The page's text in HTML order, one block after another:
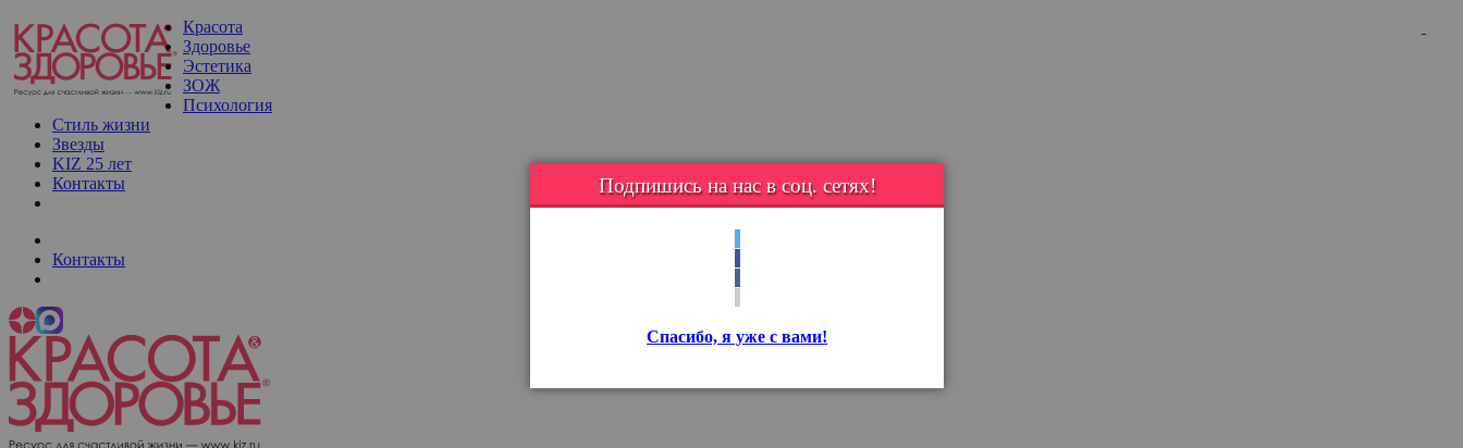
Красота
Здоровье
Эстетика
ЗОЖ
Психология
Стиль жизни
Звезды
KIZ 25 лет
Контакты
Контакты
Подпишись на нас в соц. сетях!
Спасибо, я уже с вами!